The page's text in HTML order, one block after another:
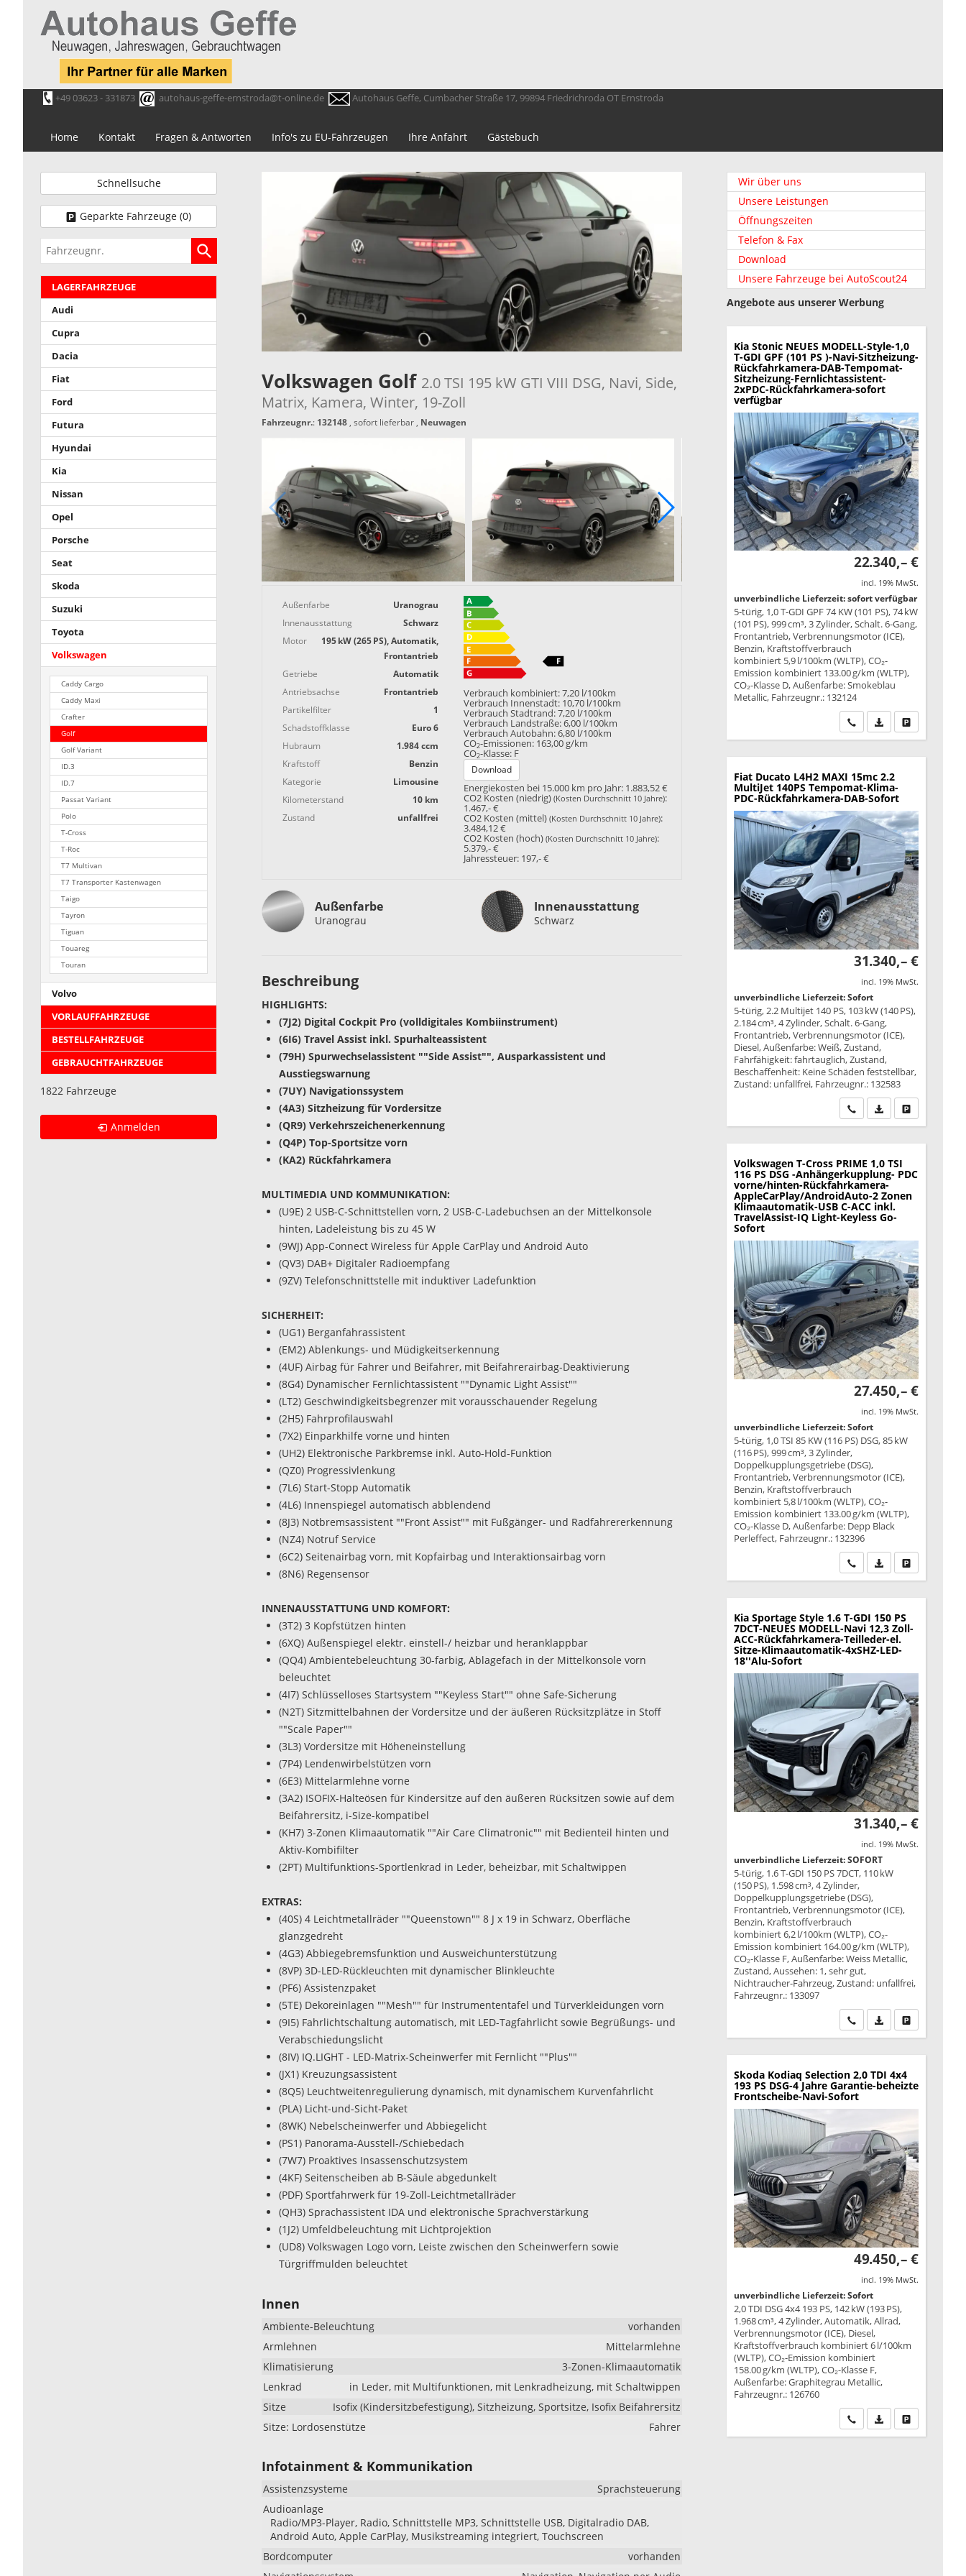
+49 03623 - 331873 autohaus-geffe-ernstroda@t-online.de Autohaus Geffe, Cumbacher Straße 17, 99894 Friedrichroda OT Ernstroda
Home Kontakt Fragen & Antworten Info's zu EU-Fahrzeugen Ihre Anfahrt Gästebuch
Volkswagen Golf 2.0 TSI 195 kW GTI VIII DSG, Navi, Side,
Matrix, Kamera, Winter, 19-Zoll
Fahrzeugnr.: 132148, sofort lieferbar, Neuwagen
Außenfarbe
Uranograu
Innenausstattung
Schwarz
Motor
195 kW (265 PS), Automatik,
Frontantrieb
Getriebe
Automatik
Antriebsachse
Frontantrieb
Partikelfilter
1
Schadstoffklasse
Euro 6
Hubraum
1.984 ccm
Kraftstoff
Benzin
Kategorie
Limousine
Kilometerstand
10 km
Zustand
unfallfrei
Verbrauch kombiniert: 7,20 l/100km
Verbrauch Innenstadt: 10,70 l/100km
Verbrauch Stadtrand: 7,20 l/100km
Verbrauch Landstraße: 6,00 l/100km
Verbrauch Autobahn: 6,80 l/100km
CO2-Emissionen: 163,00 g/km
CO2-Klasse: F
Download
Energiekosten bei 15.000 km pro Jahr: 1.883,52 €
CO2 Kosten (niedrig)(Kosten Durchschnitt 10 Jahre):
1.467,- €
CO2 Kosten (mittel)(Kosten Durchschnitt 10 Jahre):
3.484,12 €
CO2 Kosten (hoch)(Kosten Durchschnitt 10 Jahre):
5.379,- €
Jahressteuer: 197,- €
Außenfarbe
Uranograu
Innenausstattung
Innenausstattung
Schwarz
Beschreibung
HIGHLIGHTS:
(7J2) Digital Cockpit Pro (volldigitales Kombiinstrument)
(6I6) Travel Assist inkl. Spurhalteassistent
(79H) Spurwechselassistent ""Side Assist"", Ausparkassistent und
Ausstiegswarnung
(7UY) Navigationssystem
(4A3) Sitzheizung für Vordersitze
(QR9) Verkehrszeichenerkennung
(Q4P) Top-Sportsitze vorn
(KA2) Rückfahrkamera
MULTIMEDIA UND KOMMUNIKATION:
(U9E) 2 USB-C-Schnittstellen vorn, 2 USB-C-Ladebuchsen an der Mittelkonsole
hinten, Ladeleistung bis zu 45 W
(9WJ) App-Connect Wireless für Apple CarPlay und Android Auto
(QV3) DAB+ Digitaler Radioempfang
(9ZV) Telefonschnittstelle mit induktiver Ladefunktion
SICHERHEIT:
(UG1) Berganfahrassistent
(EM2) Ablenkungs- und Müdigkeitserkennung
(4UF) Airbag für Fahrer und Beifahrer, mit Beifahrerairbag-Deaktivierung
(8G4) Dynamischer Fernlichtassistent ""Dynamic Light Assist""
(LT2) Geschwindigkeitsbegrenzer mit vorausschauender Regelung
(2H5) Fahrprofilauswahl
(7X2) Einparkhilfe vorne und hinten
(UH2) Elektronische Parkbremse inkl. Auto-Hold-Funktion
(QZ0) Progressivlenkung
(7L6) Start-Stopp Automatik
(4L6) Innenspiegel automatisch abblendend
(8J3) Notbremsassistent ""Front Assist"" mit Fußgänger- und Radfahrererkennung
(NZ4) Notruf Service
(6C2) Seitenairbag vorn, mit Kopfairbag und Interaktionsairbag vorn
(8N6) Regensensor
INNENAUSSTATTUNG UND KOMFORT:
(3T2) 3 Kopfstützen hinten
(6XQ) Außenspiegel elektr. einstell-/ heizbar und heranklappbar
(QQ4) Ambientebeleuchtung 30-farbig, Ablagefach in der Mittelkonsole vorn
beleuchtet
(4I7) Schlüsselloses Startsystem ""Keyless Start"" ohne Safe-Sicherung
(N2T) Sitzmittelbahnen der Vordersitze und der äußeren Rücksitzplätze in Stoff
""Scale Paper""
(3L3) Vordersitze mit Höheneinstellung
(7P4) Lendenwirbelstützen vorn
(6E3) Mittelarmlehne vorne
(3A2) ISOFIX-Halteösen für Kindersitze auf den äußeren Rücksitzen sowie auf dem
Beifahrersitz, i-Size-kompatibel
(KH7) 3-Zonen Klimaautomatik ""Air Care Climatronic"" mit Bedienteil hinten und
Aktiv-Kombifilter
(2PT) Multifunktions-Sportlenkrad in Leder, beheizbar, mit Schaltwippen
EXTRAS:
(40S) 4 Leichtmetallräder ""Queenstown"" 8 J x 19 in Schwarz, Oberfläche
glanzgedreht
(4G3) Abbiegebremsfunktion und Ausweichunterstützung
(8VP) 3D-LED-Rückleuchten mit dynamischer Blinkleuchte
(PF6) Assistenzpaket
(5TE) Dekoreinlagen ""Mesh"" für Instrumententafel und Türverkleidungen vorn
(9I5) Fahrlichtschaltung automatisch, mit LED-Tagfahrlicht sowie Begrüßungs- und
Verabschiedungslicht
(8IV) IQ.LIGHT - LED-Matrix-Scheinwerfer mit Fernlicht ""Plus""
(JX1) Kreuzungsassistent
(8Q5) Leuchtweitenregulierung dynamisch, mit dynamischem Kurvenfahrlicht
(PLA) Licht-und-Sicht-Paket
(8WK) Nebelscheinwerfer und Abbiegelicht
(PS1) Panorama-Ausstell-/Schiebedach
(7W7) Proaktives Insassenschutzsystem
(4KF) Seitenscheiben ab B-Säule abgedunkelt
(PDF) Sportfahrwerk für 19-Zoll-Leichtmetallräder
(QH3) Sprachassistent IDA und elektronische Sprachverstärkung
(1J2) Umfeldbeleuchtung mit Lichtprojektion
(UD8) Volkswagen Logo vorn, Leiste zwischen den Scheinwerfern sowie
Türgriffmulden beleuchtet
Innen
Ambiente-Beleuchtung
vorhanden
Armlehnen
Mittelarmlehne
Klimatisierung
3-Zonen-Klimaautomatik
Lenkrad
in Leder, mit Multifunktionen, mit Lenkradheizung, mit Schaltwippen
Sitze
Isofix (Kindersitzbefestigung), Sitzheizung, Sportsitze, Isofix Beifahrersitz
Sitze: Lordosenstütze
Fahrer
Infotainment & Kommunikation
Assistenzsysteme
Sprachsteuerung
Audioanlage
Radio/MP3-Player, Radio, Schnittstelle MP3, Schnittstelle USB, Digitalradio DAB,
Android Auto, Apple CarPlay, Musikstreaming integriert, Touchscreen
Bordcomputer
vorhanden
Schnellsuche
Geparkte Fahrzeuge (0)
Fahrzeugnr.
LAGERFAHRZEUGE
Audi
Cupra
Dacia
Fiat
Ford
Futura
Hyundai
Kia
Nissan
Opel
Porsche
Seat
Skoda
Suzuki
Toyota
Volkswagen
Caddy Cargo
Caddy Maxi
Crafter
Golf
Golf Variant
ID.3
ID.7
Passat Variant
Polo
T-Cross
T-Roc
T7 Multivan
T7 Transporter Kastenwagen
Taigo
Tayron
Tiguan
Touareg
Touran
Volvo
VORLAUFFAHRZEUGE
BESTELLFAHRZEUGE
GEBRAUCHTFAHRZEUGE
1822 Fahrzeuge
Anmelden
Wir über uns
Unsere Leistungen
Öffnungszeiten
Telefon & Fax
Download
Unsere Fahrzeuge bei AutoScout24
Angebote aus unserer Werbung
Kia Stonic NEUES MODELL-Style-1,0
T-GDI GPF (101 PS )-Navi-Sitzheizung-
Rückfahrkamera-DAB-Tempomat-
Sitzheizung-Fernlichtassistent-
2xPDC-Rückfahrkamera-sofort
verfügbar
22.340,– €
incl. 19% MwSt.
unverbindliche Lieferzeit: sofort verfügbar
5-türig, 1,0 T-GDI GPF 74 KW (101 PS), 74 kW
(101 PS), 999 cm³, 3 Zylinder, Schalt. 6-Gang,
Frontantrieb, Verbrennungsmotor (ICE),
Benzin, Kraftstoffverbrauch
kombiniert 5,9 l/100km (WLTP), CO₂-
Emission kombiniert 133.00 g/km (WLTP),
CO₂-Klasse D, Außenfarbe: Smokeblau
Metallic, Fahrzeugnr.: 132124
Wir rufen Sie an
PDF-Datei,Drucken,
Fiat Ducato L4H2 MAXI 15mc 2.2
MultiJet 140PS Tempomat-Klima-
PDC-Rückfahrkamera-DAB-Sofort
31.340,– €
incl. 19% MwSt.
unverbindliche Lieferzeit: Sofort
5-türig, 2.2 Multijet 140 PS, 103 kW (140 PS),
2.184 cm³, 4 Zylinder, Schalt. 6-Gang,
Frontantrieb, Verbrennungsmotor (ICE),
Diesel, Außenfarbe: Weiß, Zustand,
Fahrfähigkeit: fahrtauglich, Zustand,
Beschaffenheit: Keine Schäden feststellbar,
Zustand: unfallfrei, Fahrzeugnr.: 132583
Wir rufen Sie an
PDF-Datei,Drucken,
Volkswagen T-Cross PRIME 1,0 TSI
116 PS DSG -Anhängerkupplung- PDC
vorne/hinten-Rückfahrkamera-
AppleCarPlay/AndroidAuto-2 Zonen
Klimaautomatik-USB C-ACC inkl.
TravelAssist-IQ Light-Keyless Go-
Sofort
27.450,– €
incl. 19% MwSt.
unverbindliche Lieferzeit: Sofort
5-türig, 1,0 TSI 85 KW (116 PS) DSG, 85 kW
(116 PS), 999 cm³, 3 Zylinder,
Doppelkupplungsgetriebe (DSG),
Frontantrieb, Verbrennungsmotor (ICE),
Benzin, Kraftstoffverbrauch
kombiniert 5,8 l/100km (WLTP), CO₂-
Emission kombiniert 133.00 g/km (WLTP),
CO₂-Klasse D, Außenfarbe: Depp Black
Perleffect, Fahrzeugnr.: 132396
Wir rufen Sie an
PDF-Datei,Drucken,
Kia Sportage Style 1.6 T-GDI 150 PS
7DCT-NEUES MODELL-Navi 12,3 Zoll-
ACC-Rückfahrkamera-Teilleder-el.
Sitze-Klimaautomatik-4xSHZ-LED-
18''Alu-Sofort
31.340,– €
incl. 19% MwSt.
unverbindliche Lieferzeit: SOFORT
5-türig, 1.6 T-GDI 150 PS 7DCT, 110 kW
(150 PS), 1.598 cm³, 4 Zylinder,
Doppelkupplungsgetriebe (DSG),
Frontantrieb, Verbrennungsmotor (ICE),
Benzin, Kraftstoffverbrauch
kombiniert 6,2 l/100km (WLTP), CO₂-
Emission kombiniert 164.00 g/km (WLTP),
CO₂-Klasse F, Außenfarbe: Weiss Metallic,
Zustand, Aussehen: 1, sehr gut,
Nichtraucher-Fahrzeug, Zustand: unfallfrei,
Fahrzeugnr.: 133097
Wir rufen Sie an
PDF-Datei,Drucken,
Skoda Kodiaq Selection 2,0 TDI 4x4
193 PS DSG-4 Jahre Garantie-beheizte
Frontscheibe-Navi-Sofort
49.450,– €
incl. 19% MwSt.
unverbindliche Lieferzeit: Sofort
2,0 TDI DSG 4x4 193 PS, 142 kW (193 PS),
1.968 cm³, 4 Zylinder, Automatik, Allrad,
Verbrennungsmotor (ICE), Diesel,
Kraftstoffverbrauch kombiniert 6 l/100km
(WLTP), CO₂-Emission kombiniert
158.00 g/km (WLTP), CO₂-Klasse F,
Außenfarbe: Graphitegrau Metallic,
Fahrzeugnr.: 126760
Wir rufen Sie an
PDF-Datei,Drucken,